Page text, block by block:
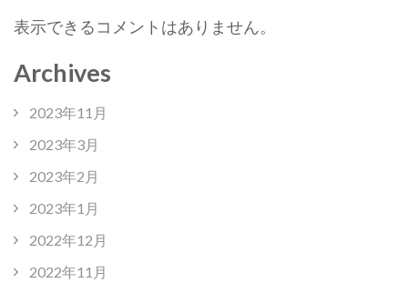
表示できるコメントはありません。
Archives
2023年11月
2023年3月
2023年2月
2023年1月
2022年12月
2022年11月